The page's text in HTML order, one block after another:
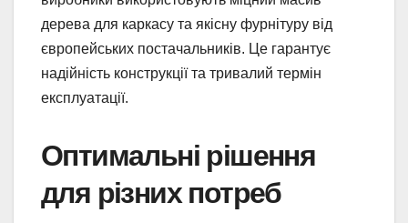
дерева для каркасу та якісну фурнітуру від
європейських постачальників. Це гарантує
надійність конструкції та тривалий термін
експлуатації.
Оптимальні рішення
для різних потреб